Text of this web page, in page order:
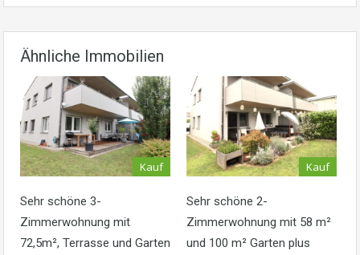
Ähnliche Immobilien
Kauf
Sehr schöne 3-
Zimmerwohnung mit
72,5m², Terrasse und Garten
Kauf
Sehr schöne 2-
Zimmerwohnung mit 58 m²
und 100 m² Garten plus